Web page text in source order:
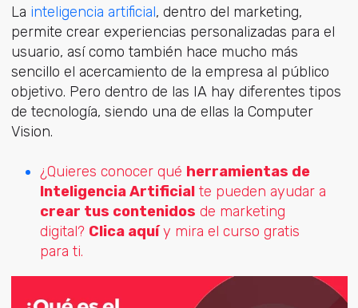
La inteligencia artificial, dentro del marketing,
permite crear experiencias personalizadas para el
usuario, así como también hace mucho más
sencillo el acercamiento de la empresa al público
objetivo. Pero dentro de las IA hay diferentes tipos
de tecnología, siendo una de ellas la Computer
Vision.
¿Quieres conocer qué herramientas de
Inteligencia Artificialte pueden ayudar a
crear tus contenidos de marketing
digital? Clica aquíy mira el curso gratis
para ti.